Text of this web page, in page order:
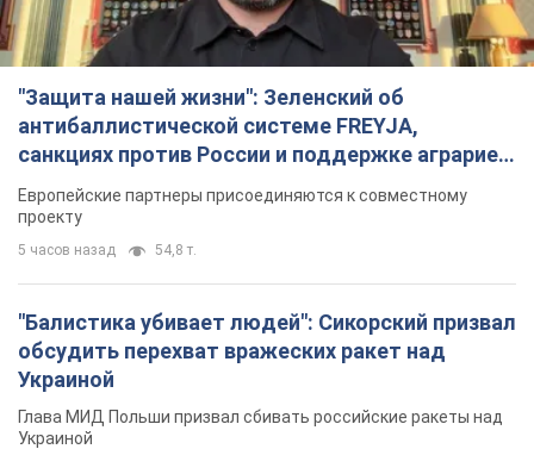
"Защита нашей жизни": Зеленский об
антибаллистической системе FREYJA,
санкциях против России и поддержке аграриев.
Видео
Европейские партнеры присоединяются к совместному
проекту
5 часов назад 54,8 т.
"Балистика убивает людей": Сикорский призвал
обсудить перехват вражеских ракет над
Украиной
Глава МИД Польши призвал сбивать российские ракеты над
Украиной